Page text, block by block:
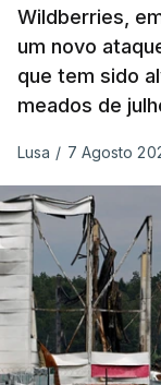
Wildberries,
um novo
que tem sido
meados de
Lusa / 7 Agosto